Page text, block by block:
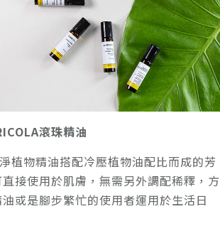
滾珠精油
植物精油搭配冷壓植物油配比而成的芳
接使用於肌膚，無需另外調配稀釋，方
或是腳步繁忙的使用者運用於生活日